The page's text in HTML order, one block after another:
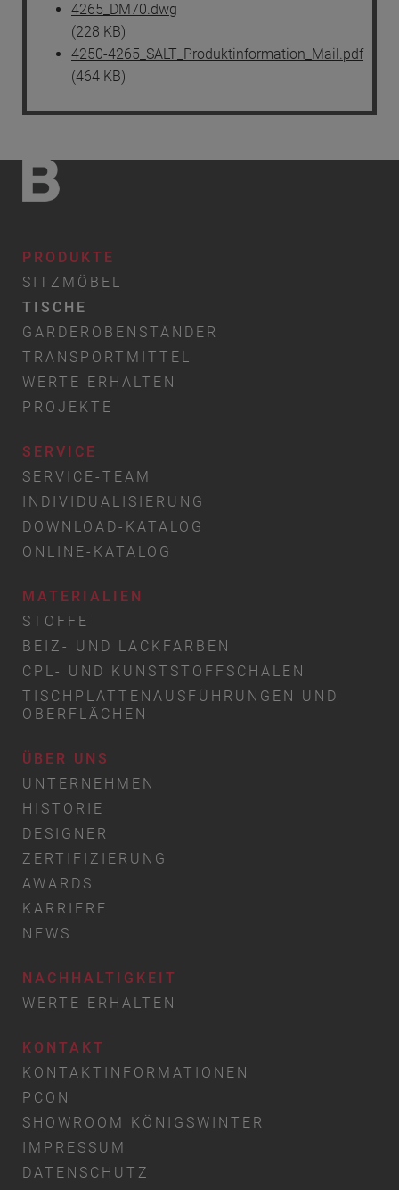
4265_DM70.dwg
(228 KB)
4250-4265_SALT_Produktinformation_Mail.pdf
(464 KB)
PRODUKTE
SITZMÖBEL
TISCHE
GARDEROBENSTÄNDER
TRANSPORTMITTEL
WERTE ERHALTEN
PROJEKTE
SERVICE
SERVICE-TEAM
INDIVIDUALISIERUNG
DOWNLOAD-KATALOG
ONLINE-KATALOG
MATERIALIEN
STOFFE
BEIZ- UND LACKFARBEN
CPL- UND KUNSTSTOFFSCHALEN
TISCHPLATTENAUSFÜHRUNGEN UND
OBERFLÄCHEN
ÜBER UNS
UNTERNEHMEN
HISTORIE
DESIGNER
ZERTIFIZIERUNG
AWARDS
KARRIERE
NEWS
NACHHALTIGKEIT
WERTE ERHALTEN
KONTAKT
KONTAKTINFORMATIONEN
PCON
SHOWROOM KÖNIGSWINTER
IMPRESSUM
DATENSCHUTZ